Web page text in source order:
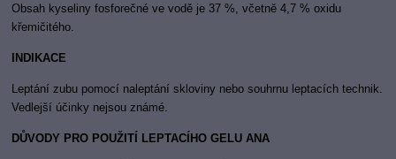
Obsah kyseliny fosforečné ve vodě je 37 %, včetně 4,7 % oxidu
křemičitého.
INDIKACE
Leptání zubu pomocí naleptání skloviny nebo souhrnu leptacích technik.
Vedlejší účinky nejsou známé.
DŮVODY PRO POUŽITÍ LEPTACÍHO GELU ANA